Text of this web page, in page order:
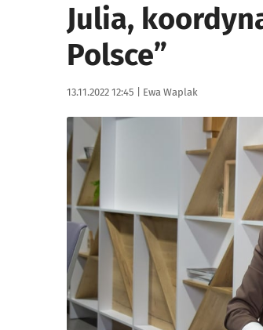
Julia,
Polsce”
Data publikacji:
13.11.2022 12:45 | Autor:
Ewa Waplak
Kliknij, aby powiększyć